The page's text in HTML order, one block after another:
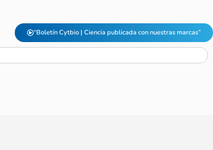
“Boletín Cytbio | Ciencia publicada con nuestras marcas”